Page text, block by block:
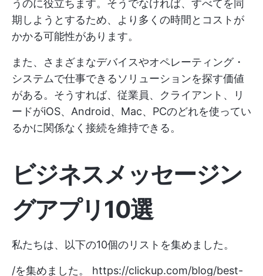
うのに役立ちます。そうでなければ、すべてを同
期しようとするため、より多くの時間とコストが
かかる可能性があります。
また、さまざまなデバイスやオペレーティング・
システムで仕事できるソリューションを探す価値
がある。そうすれば、従業員、クライアント、リ
ードがiOS、Android、Mac、PCのどれを使ってい
るかに関係なく接続を維持できる。
ビジネスメッセージン
グアプリ10選
私たちは、以下の10個のリストを集めました。
/を集めました。 https://clickup.com/blog/best-